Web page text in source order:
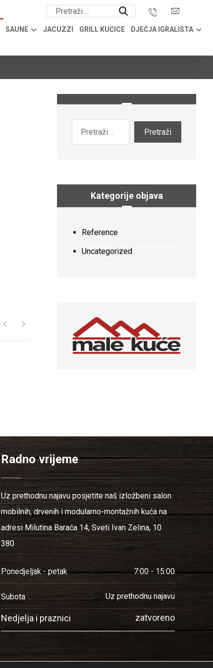
SAUNE JACUZZI GRILL KUĆICE
DJEČJA IGRALIŠTA
Kategorije objava
Reference
Uncategorized
Radno vrijeme
Uz prethodnu najavu posjetite naš izložbeni salon
mobilnih, drvenih i modularno-montažnih kuća na
adresi Milutina Baraća 14, Sveti Ivan Zelina, 10
380
Ponedjeljak - petak 7:00 - 15:00
Subota Uz prethodnu najavu
Nedjelja i praznici zatvoreno